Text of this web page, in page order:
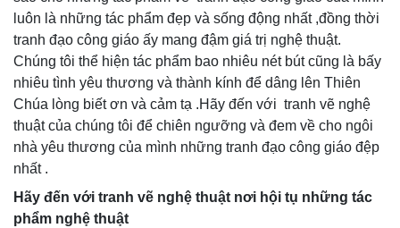
luôn là những tác phẩm đẹp và sống động nhất ,đồng thời
tranh đạo công giáo ấy mang đậm giá trị nghệ thuật.
Chúng tôi thể hiện tác phẩm bao nhiêu nét bút cũng là bấy
nhiêu tình yêu thương và thành kính để dâng lên Thiên
Chúa lòng biết ơn và cảm tạ .Hãy đến với tranh vẽ nghệ
thuật của chúng tôi để chiên ngưỡng và đem về cho ngôi
nhà yêu thương của mình những tranh đạo công giáo đệp
nhất .
Hãy đến với tranh vẽ nghệ thuật nơi hội tụ những tác
phẩm nghệ thuật